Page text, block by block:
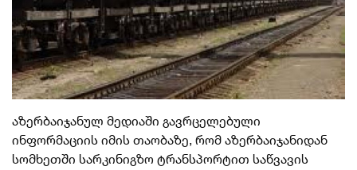
აზერბაიჯანულ მედიაში გავრცელებული
ინფორმაციის იმის თაობაზე, რომ აზერბაიჯანიდან
სომხეთში სარკინიგზო ტრანსპორტით საწვავის